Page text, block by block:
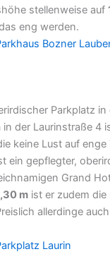
stellenweise auf
eng werden.
Bozner
Parkplatz
in der Laurinstraße 4
keine Lust auf
ein gepflegter,
Grand
m ist er zudem die
allerdinge
Laurin